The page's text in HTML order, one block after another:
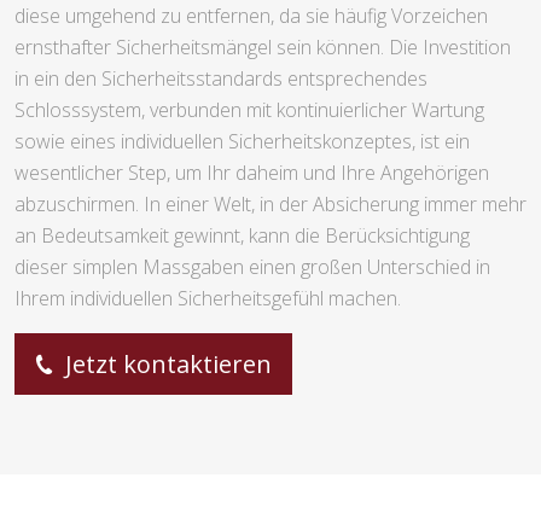
diese umgehend zu entfernen, da sie häufig Vorzeichen
ernsthafter Sicherheitsmängel sein können. Die Investition
in ein den Sicherheitsstandards entsprechendes
Schlosssystem, verbunden mit kontinuierlicher Wartung
sowie eines individuellen Sicherheitskonzeptes, ist ein
wesentlicher Step, um Ihr daheim und Ihre Angehörigen
abzuschirmen. In einer Welt, in der Absicherung immer mehr
an Bedeutsamkeit gewinnt, kann die Berücksichtigung
dieser simplen Massgaben einen großen Unterschied in
Ihrem individuellen Sicherheitsgefühl machen.
Jetzt kontaktieren